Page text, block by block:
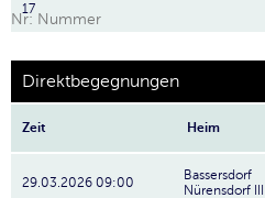
17
Nr: Nummer
Direktbegegnungen
Zeit Heim
29.03.2026 09:00
Bassersdorf
Nürensdorf III